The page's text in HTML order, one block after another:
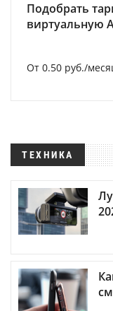
Подобрать
виртуальную
От 0.50 руб./
ТЕХНИКА